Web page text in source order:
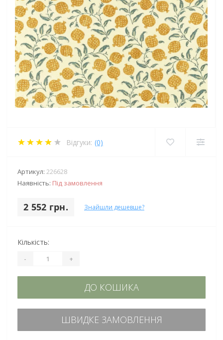
Відгуки: (0)
Артикул: 226628
Наявність: Під замовлення
2 552 грн. Знайшли дешевше?
Кількість:
- +
ДО КОШИКА
ШВИДКЕ ЗАМОВЛЕННЯ